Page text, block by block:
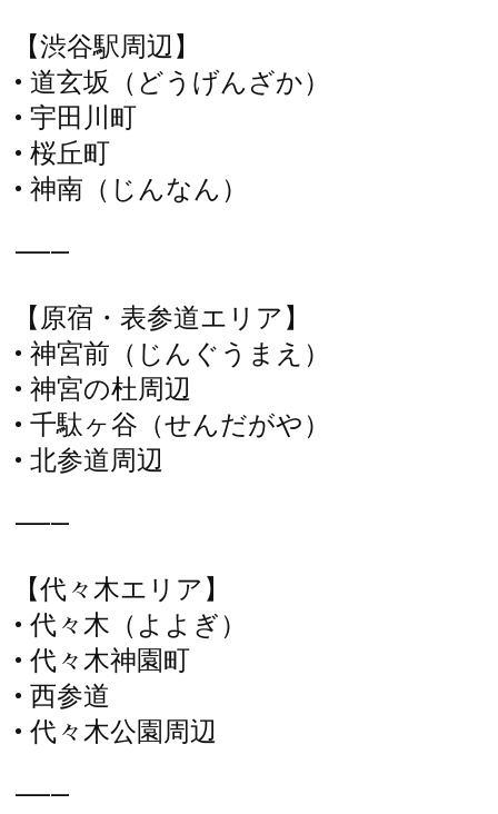
【渋谷駅周辺】
• 道玄坂（どうげんざか）
• 宇田川町
• 桜丘町
• 神南（じんなん）
⸻
【原宿・表参道エリア】
• 神宮前（じんぐうまえ）
• 神宮の杜周辺
• 千駄ヶ谷（せんだがや）
• 北参道周辺
⸻
【代々木エリア】
• 代々木（よよぎ）
• 代々木神園町
• 西参道
• 代々木公園周辺
⸻